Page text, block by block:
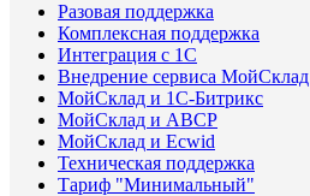
Разовая поддержка
Комплексная поддержка
Интеграция с 1С
Внедрение сервиса МойСклад
МойСклад и 1С-Битрикс
МойСклад и ABCP
МойСклад и Ecwid
Техническая поддержка
Тариф "Минимальный"